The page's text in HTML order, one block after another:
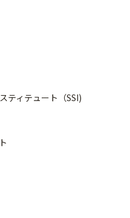
ティテュート（SSI)